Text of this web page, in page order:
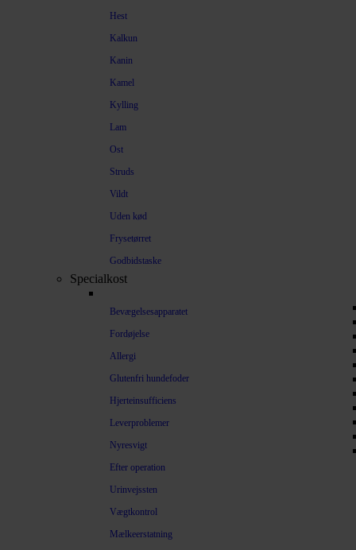
Hest
Kalkun
Kanin
Kamel
Kylling
Lam
Ost
Struds
Vildt
Uden kød
Frysetørret
Godbidstaske
Specialkost
Bevægelsesapparatet
Fordøjelse
Allergi
Glutenfri hundefoder
Hjerteinsufficiens
Leverproblemer
Nyresvigt
Efter operation
Urinvejssten
Vægtkontrol
Mælkeerstatning